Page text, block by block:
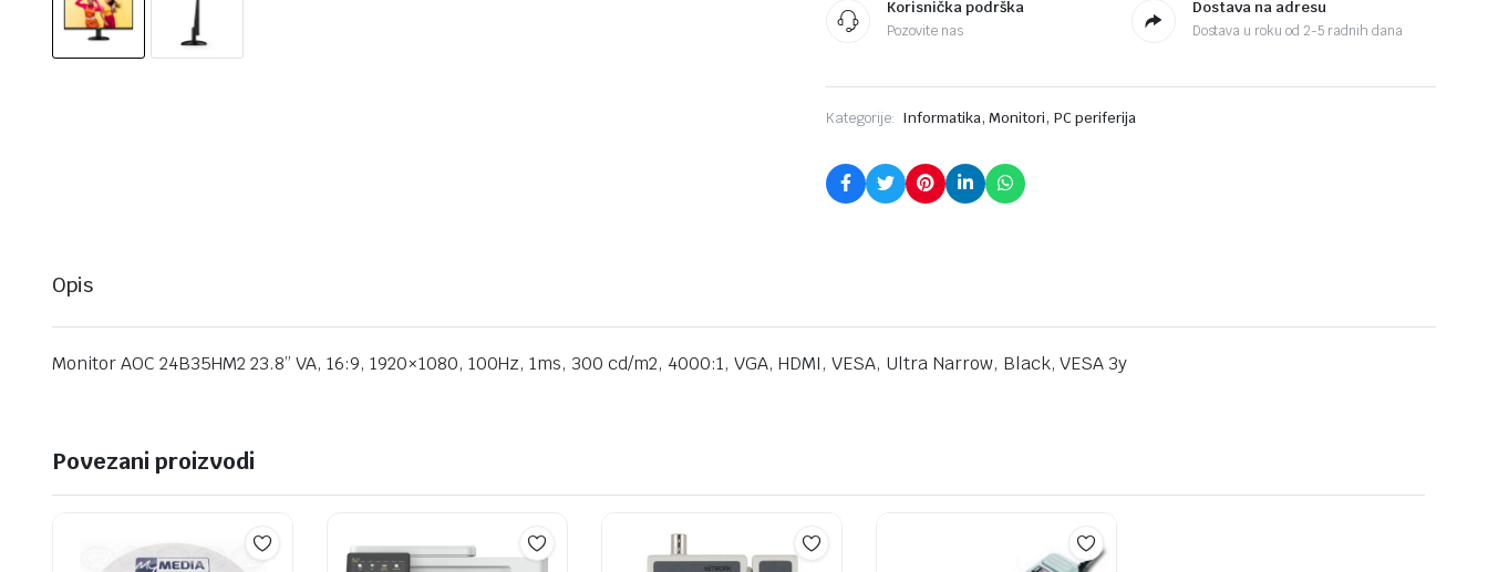
Black,
VESA
Korisnička podrška
Pozovite nas
Dostava na adresu
Dostava u roku od 2-5 radnih dana
Kategorije: Informatika, Monitori, PC periferija
Opis
Monitor AOC 24B35HM2 23.8” VA, 16:9, 1920×1080, 100Hz, 1ms, 300 cd/m2, 4000:1, VGA, HDMI, VESA, Ultra Narrow, Black, VESA 3y
Povezani proizvodi